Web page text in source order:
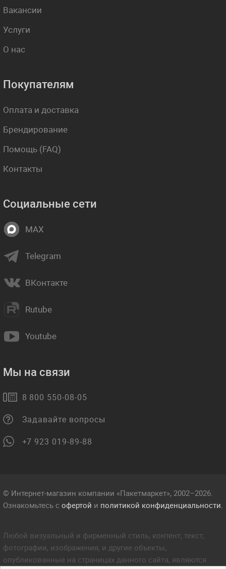
Вакансии
Услуги
О нас
Покупателям
Оплата и доставка
Брендирование
Помощь (FAQ)
Контакты
Социальные сети
MAX
Telegram
ВКонтакте
Rutube
Youtube
Мы на связи
8 800 550-08-05
Задавайте вопросы
+7 923 019-89-88
© Интернет-магазин компании «Пакетмаркет», 2002–2026.
Ознакомьтесь с офертой и политикой конфиденциальности.
Любой визуальный и фирменный стиль, контент, текст,
фотографии, изображения, и другие объекты,
опубликованные на страницах данного сайта, являются